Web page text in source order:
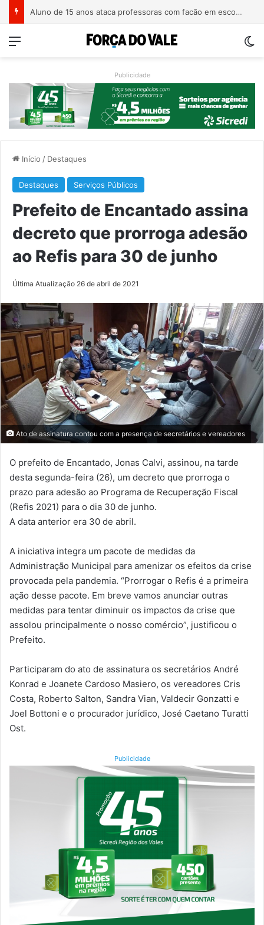
Homem é preso com revólver de numeração raspada em Teutônia
Menu
Publicidade
Início / Destaques
Destaques Serviços Públicos
Prefeito de Encantado assina
decreto que prorroga adesão
ao Refis para 30 de junho
Última Atualização 26 de abril de 2021
Ato de assinatura contou com a presença de secretários e vereadores
O prefeito de Encantado, Jonas Calvi, assinou, na tarde
desta segunda-feira (26), um decreto que prorroga o
prazo para adesão ao Programa de Recuperação Fiscal
(Refis 2021) para o dia 30 de junho.
A data anterior era 30 de abril.
A iniciativa integra um pacote de medidas da
Administração Municipal para amenizar os efeitos da crise
provocada pela pandemia. “Prorrogar o Refis é a primeira
ação desse pacote. Em breve vamos anunciar outras
medidas para tentar diminuir os impactos da crise que
assolou principalmente o nosso comércio”, justificou o
Prefeito.
Participaram do ato de assinatura os secretários André
Konrad e Joanete Cardoso Masiero, os vereadores Cris
Costa, Roberto Salton, Sandra Vian, Valdecir Gonzatti e
Joel Bottoni e o procurador jurídico, José Caetano Turatti
Ost.
Publicidade